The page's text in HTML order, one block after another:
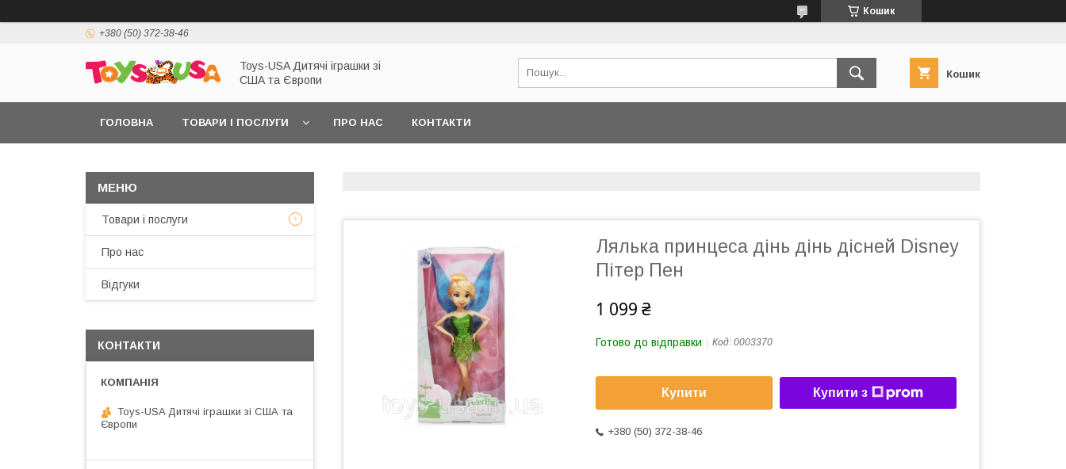
Кошик
+380 (50) 372-38-46
Toys-USA Дитячі іграшки зі
США та Європи
Кошик
ГОЛОВНА ТОВАРИ І ПОСЛУГИ ПРО НАС КОНТАКТИ
Лялька принцеса дінь дінь дісней Disney
Пітер Пен
1 099 ₴
Готово до відправки Код: 0003370
Купити Купити з
+380 (50) 372-38-46
Товари і послуги
Про нас
Відгуки
КОНТАКТИ
Toys-USA Дитячі іграшки зі США та
Європи